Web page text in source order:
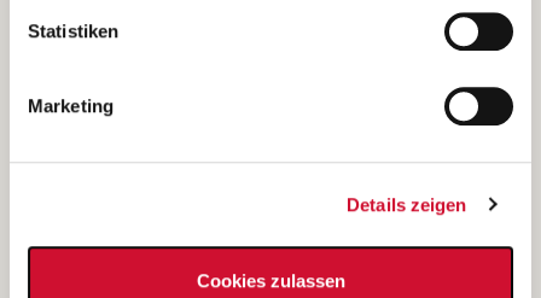
unsererDatenschutzerklärung
Statistiken
Marketing
Details zeigen
Cookies zulassen
(Ein Tochterunternehmen des AWO Bezirksverbandes Unterfranken
e.V.)
Bewerbung als Altenpflegehelfer*in
Bewerbung als Erzieher*in